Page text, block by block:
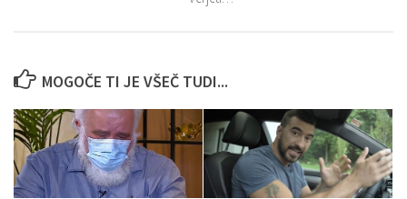
MOGOČE TI JE VŠEČ TUDI...